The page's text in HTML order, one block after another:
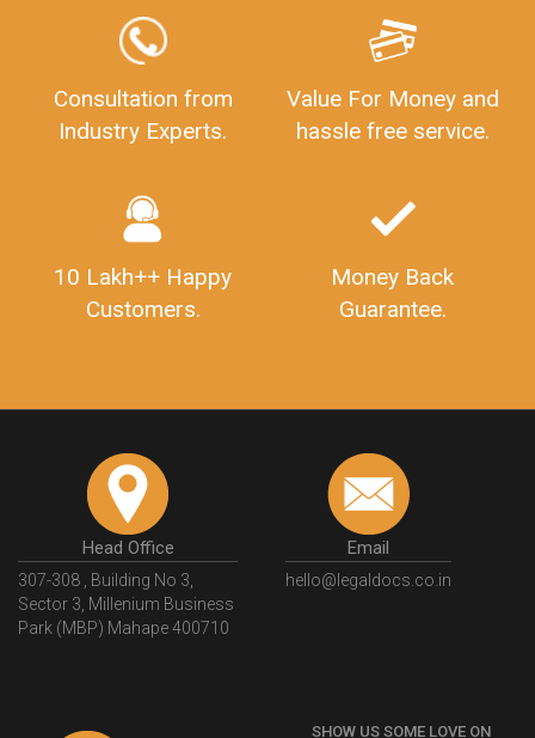
Consultation from
Industry Experts.
Value For Money and
hassle free service.
10 Lakh++ Happy
Customers.
Money Back
Guarantee.
Head Office
307-308 , Building No 3,
Sector 3, Millenium Business
Park (MBP) Mahape 400710
Email
hello@legaldocs.co.in
SHOW US SOME LOVE ON